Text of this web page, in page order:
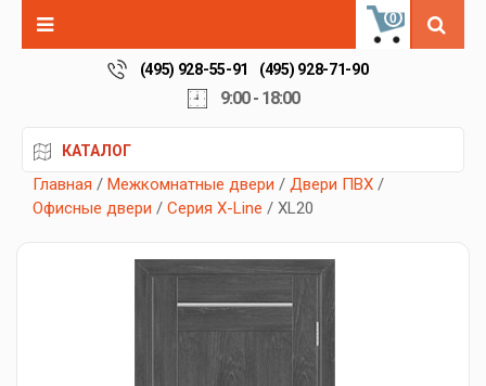
0
(495) 928-55-91 (495) 928-71-90
9:00 - 18:00
КАТАЛОГ
Главная / Межкомнатные двери / Двери ПВХ /
Офисные двери / Серия X-Line / XL20